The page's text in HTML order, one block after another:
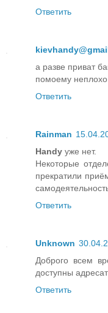
Ответить
а разве приват
помоему неплохо
Ответить
Rainman
Handy уже нет.
Некоторые
прекратили
Ответить
Unknown
Доброго всем
доступны
Ответить